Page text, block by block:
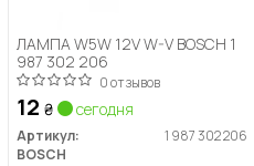
ЛАМПА W5W 12V W-V BOSCH 1
987 302 206
0 отзывов
12 ₴ сегодня
Артикул:
1 987 302 206
BOSCH